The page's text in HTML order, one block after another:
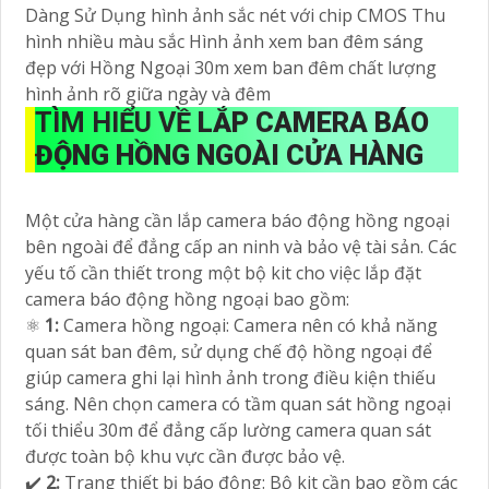
Dàng Sử Dụng hình ảnh sắc nét với chip CMOS Thu
hình nhiều màu sắc Hình ảnh xem ban đêm sáng
đẹp với Hồng Ngoại 30m xem ban đêm chất lượng
hình ảnh rõ giữa ngày và đêm
TÌM HIỂU VỀ LẮP CAMERA BÁO
ĐỘNG HỒNG NGOÀI CỬA HÀNG
Một cửa hàng cần lắp camera báo động hồng ngoại
bên ngoài để đẳng cấp an ninh và bảo vệ tài sản. Các
yếu tố cần thiết trong một bộ kit cho việc lắp đặt
camera báo động hồng ngoại bao gồm:
⚛️ 1:Camera hồng ngoại: Camera nên có khả năng
quan sát ban đêm, sử dụng chế độ hồng ngoại để
giúp camera ghi lại hình ảnh trong điều kiện thiếu
sáng. Nên chọn camera có tầm quan sát hồng ngoại
tối thiểu 30m để đẳng cấp lường camera quan sát
được toàn bộ khu vực cần được bảo vệ.
✔️ 2: Trang thiết bị báo động: Bộ kit cần bao gồm các